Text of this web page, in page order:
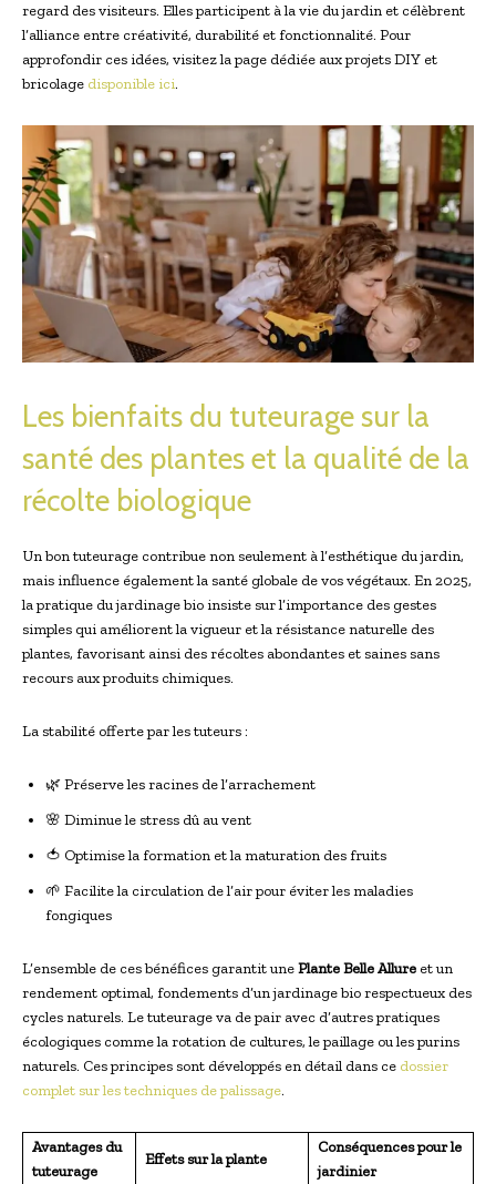
regard des visiteurs. Elles participent à la vie du jardin et célèbrent
l’alliance entre créativité, durabilité et fonctionnalité. Pour
approfondir ces idées, visitez la page dédiée aux projets DIY et
bricolage disponible ici.
Les bienfaits du tuteurage sur la
santé des plantes et la qualité de la
récolte biologique
Un bon tuteurage contribue non seulement à l’esthétique du jardin,
mais influence également la santé globale de vos végétaux. En 2025,
la pratique du jardinage bio insiste sur l’importance des gestes
simples qui améliorent la vigueur et la résistance naturelle des
plantes, favorisant ainsi des récoltes abondantes et saines sans
recours aux produits chimiques.
La stabilité offerte par les tuteurs :
🌿 Préserve les racines de l’arrachement
🌸 Diminue le stress dû au vent
🍅 Optimise la formation et la maturation des fruits
🌱 Facilite la circulation de l’air pour éviter les maladies
fongiques
L’ensemble de ces bénéfices garantit unePlante Belle Allure et un
rendement optimal, fondements d’un jardinage bio respectueux des
cycles naturels. Le tuteurage va de pair avec d’autres pratiques
écologiques comme la rotation de cultures, le paillage ou les purins
naturels. Ces principes sont développés en détail dans ce dossier
complet sur les techniques de palissage.
Avantages du
tuteurage
Effets sur la plante
Conséquences pour le
jardinier